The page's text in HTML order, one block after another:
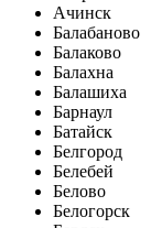
Ачинск
Балабаново
Балаково
Балахна
Балашиха
Барнаул
Батайск
Белгород
Белебей
Белово
Белогорск